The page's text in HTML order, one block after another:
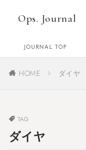
Ops. Journal
JOURNAL TOP
HOME ダイヤ
TAG
ダイヤ